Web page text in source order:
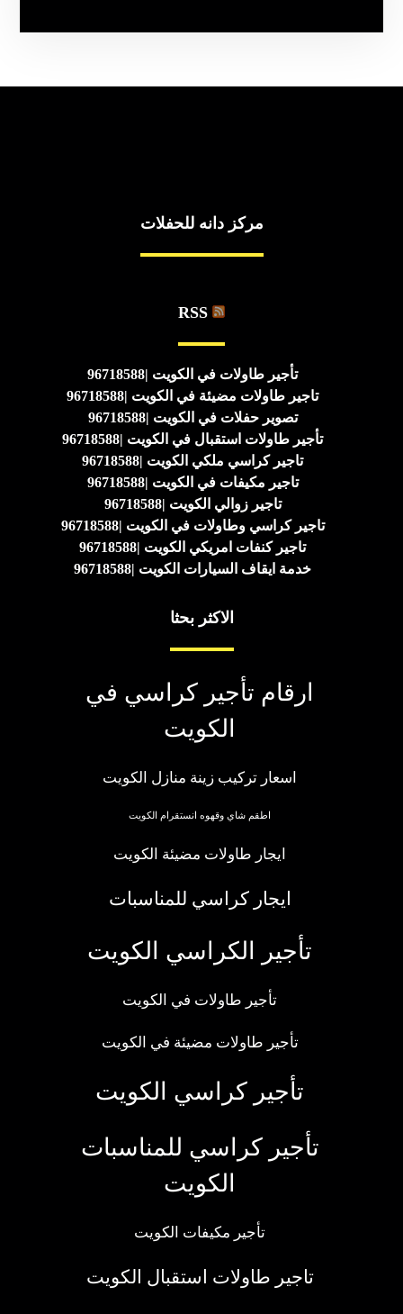
مركز دانه للحفلات
RSS
تأجير طاولات في الكويت |96718588
تاجير طاولات مضيئة في الكويت |96718588
تصوير حفلات في الكويت |96718588
تأجير طاولات استقبال في الكويت |96718588
تاجير كراسي ملكي الكويت |96718588
تاجير مكيفات في الكويت |96718588
تاجير زوالي الكويت |96718588
تاجير كراسي وطاولات في الكويت |96718588
تاجير كنفات امريكي الكويت |96718588
خدمة ايقاف السيارات الكويت |96718588
الاكثر بحثا
ارقام تأجير كراسي في
الكويت
اسعار تركيب زينة منازل الكويت
اطقم شاي وقهوه انستقرام الكويت
ايجار طاولات مضيئة الكويت
ايجار كراسي للمناسبات
تأجير الكراسي الكويت
تأجير طاولات في الكويت
تأجير طاولات مضيئة في الكويت
تأجير كراسي الكويت
تأجير كراسي للمناسبات
الكويت
تأجير مكيفات الكويت
تاجير طاولات استقبال الكويت